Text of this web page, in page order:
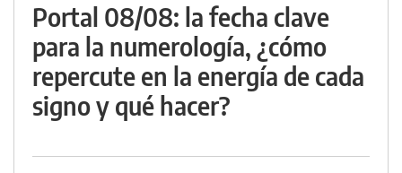
Portal 08/08: la fecha clave
para la numerología, ¿cómo
repercute en la energía de cada
signo y qué hacer?